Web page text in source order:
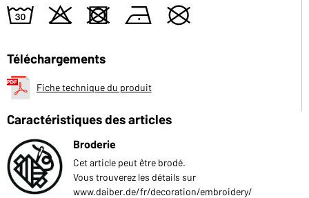
w o d n U
Téléchargements
Fiche technique du produit
Caractéristiques des articles
Broderie
Cet article peut être brodé.
Vous trouverez les détails sur
www.daiber.de/fr/decoration/embroidery/